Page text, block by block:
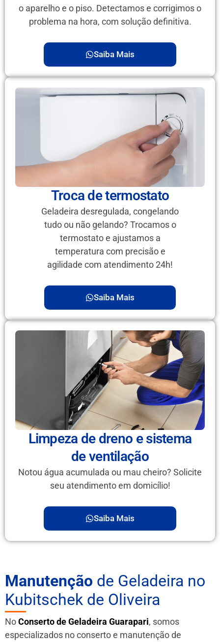
o aparelho e o piso. Detectamos e corrigimos o
problema na hora, com solução definitiva.
Saiba Mais
Troca de termostato
Geladeira desregulada, congelando
tudo ou não gelando? Trocamos o
termostato e ajustamos a
temperatura com precisão e
agilidade com atendimento 24h!
Saiba Mais
Limpeza de dreno e sistema
de ventilação
Notou água acumulada ou mau cheiro? Solicite
seu atendimento em domicílio!
Saiba Mais
Manutenção de Geladeira no
Kubitschek de Oliveira
NoConserto de Geladeira Guarapari, somos
especializados no conserto e manutenção de